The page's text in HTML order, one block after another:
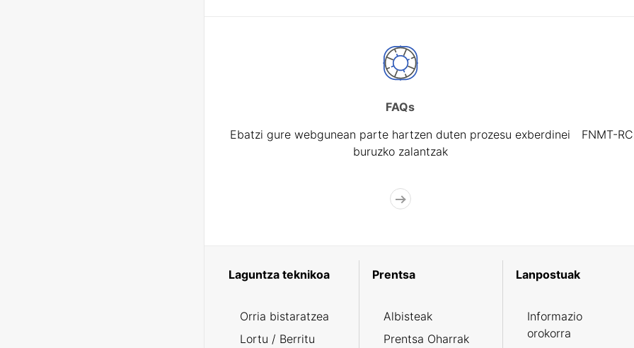
FAQs
Ebatzi gure webgunean parte hartzen duten prozesu exberdinei
buruzko zalantzak
FNMT-
Laguntza teknikoa
Orria bistaratzea
Lortu / Berritu
Prentsa
Albisteak
Prentsa Oharrak
Lanpostuak
Informazio
orokorra